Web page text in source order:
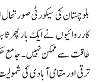
بلوچستان کی سیکورٹی
کارروائیوں نے ایک بار
طاقت سے ممکن نہیں۔ جامع
ترقی اور مقامی آبادی کی